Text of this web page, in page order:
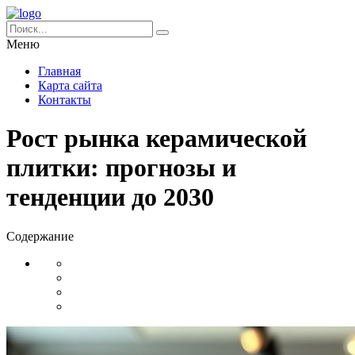
Меню
Главная
Карта сайта
Контакты
Рост рынка керамической
плитки: прогнозы и
тенденции до 2030
Содержание